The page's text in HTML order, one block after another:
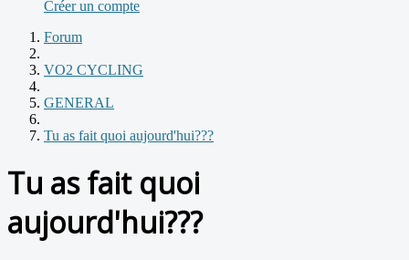
Créer un compte
Forum
VO2 CYCLING
GENERAL
Tu as fait quoi aujourd'hui???
Tu as fait quoi
aujourd'hui???